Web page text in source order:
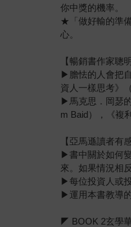
你中獎的機率。
★「做好輸的準
心。
【暢銷書作家聰
▶膽怯的人會把
資人一樣思考》
▶馬克思．岡瑟
m Baid），《複
【亞馬遜讀者有
▶書中關於如何
來。如果情況相
▶每位投資人或
▶運用本書教導
◤ BOOK 2玄學